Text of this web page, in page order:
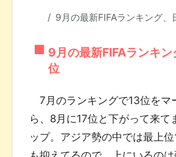
9月の最新FIFAランキング、
9月の最新FIFAランキ
位
7月のランキングで13位をマ
ら、8月に17位と下がって来て
ップ。アジア勢の中では最上